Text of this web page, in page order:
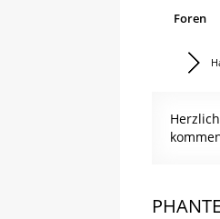
Foren